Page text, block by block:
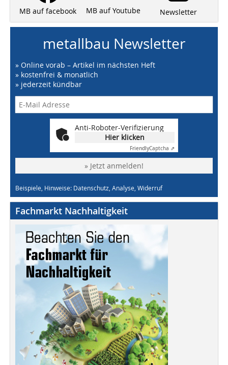
MB auf facebook MB auf Youtube Newsletter
metallbau Newsletter
» Online vorab – Artikel im nächsten Heft
» kostenfrei & monatlich
» jederzeit kündbar
Anti-Roboter-Verifizierung
Hier klicken
FriendlyCaptcha ⇗
» Jetzt anmelden!
Beispiele, Hinweise: Datenschutz, Analyse, Widerruf
Fachmarkt Nachhaltigkeit